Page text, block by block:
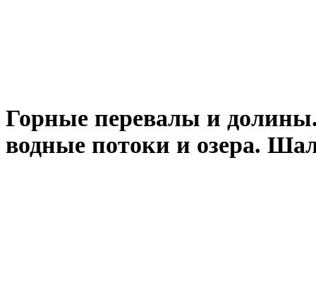
Горные перевалы и
водные потоки и озера.